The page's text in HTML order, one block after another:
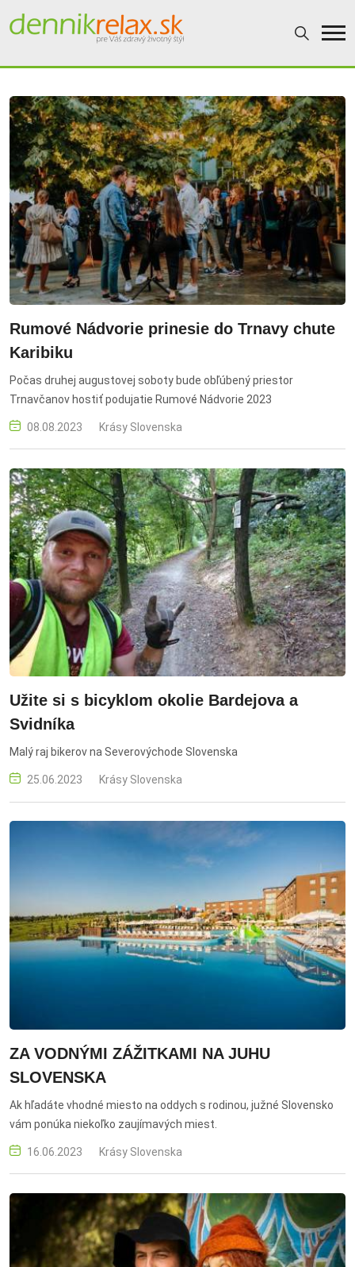
Dennikrelax
Rumové Nádvorie prinesie do Trnavy chute
Karibiku
Počas druhej augustovej soboty bude obľúbený priestor
Trnavčanov hostiť podujatie Rumové Nádvorie 2023
08.08.2023 Krásy Slovenska
Užite si s bicyklom okolie Bardejova a
Svidníka
Malý raj bikerov na Severovýchode Slovenska
25.06.2023 Krásy Slovenska
ZA VODNÝMI ZÁŽITKAMI NA JUHU
SLOVENSKA
Ak hľadáte vhodné miesto na oddych s rodinou, južné Slovensko
vám ponúka niekoľko zaujímavých miest.
16.06.2023 Krásy Slovenska